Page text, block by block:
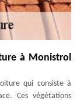
à Monistrol
qui consiste à
Ces végétations